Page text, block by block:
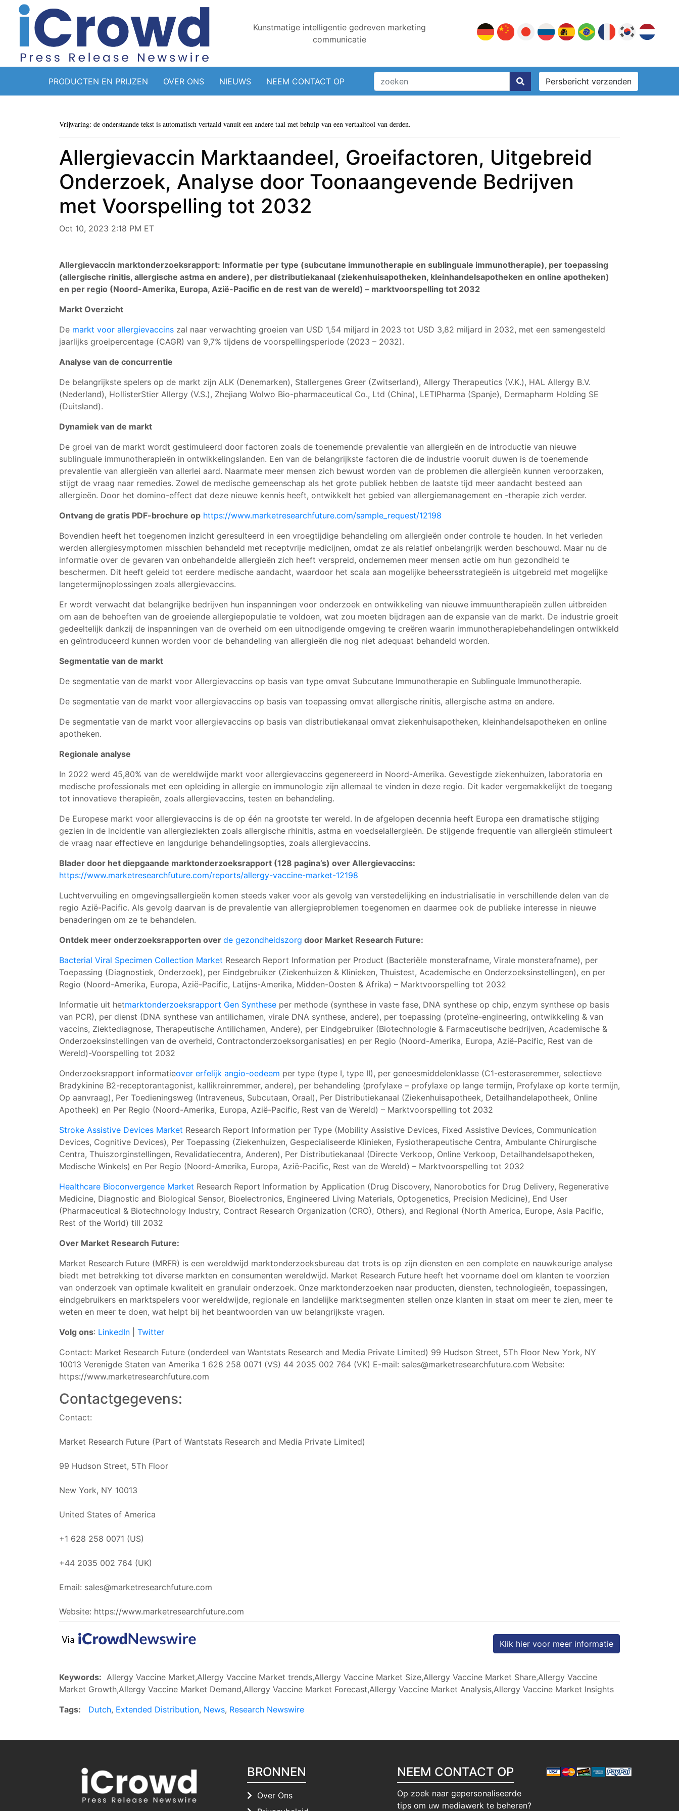
Kunstmatige intelligentie gedreven marketing
communicatie
PRODUCTEN EN PRIJZEN OVER ONS NIEUWS NEEM CONTACT OP Persbericht verzenden
Vrijwaring: de onderstaande tekst is automatisch vertaald vanuit een andere taal met behulp van een vertaaltool van derden.
Allergievaccin Marktaandeel, Groeifactoren, Uitgebreid
Onderzoek, Analyse door Toonaangevende Bedrijven
met Voorspelling tot 2032
Oct 10, 2023 2:18 PM ET
Allergievaccin marktonderzoeksrapport: Informatie per type (subcutane immunotherapie en sublinguale immunotherapie), per toepassing
(allergische rinitis, allergische astma en andere), per distributiekanaal (ziekenhuisapotheken, kleinhandelsapotheken en online apotheken)
en per regio (Noord-Amerika, Europa, Azië-Pacific en de rest van de wereld) – marktvoorspelling tot 2032
Markt Overzicht
De markt voor allergievaccins zal naar verwachting groeien van USD 1,54 miljard in 2023 tot USD 3,82 miljard in 2032, met een samengesteld
jaarlijks groeipercentage (CAGR) van 9,7% tijdens de voorspellingsperiode (2023 – 2032).
Analyse van de concurrentie
De belangrijkste spelers op de markt zijn ALK (Denemarken), Stallergenes Greer (Zwitserland), Allergy Therapeutics (V.K.), HAL Allergy B.V.
(Nederland), HollisterStier Allergy (V.S.), Zhejiang Wolwo Bio-pharmaceutical Co., Ltd (China), LETIPharma (Spanje), Dermapharm Holding SE
(Duitsland).
Dynamiek van de markt
De groei van de markt wordt gestimuleerd door factoren zoals de toenemende prevalentie van allergieën en de introductie van nieuwe
sublinguale immunotherapieën in ontwikkelingslanden. Een van de belangrijkste factoren die de industrie vooruit duwen is de toenemende
prevalentie van allergieën van allerlei aard. Naarmate meer mensen zich bewust worden van de problemen die allergieën kunnen veroorzaken,
stijgt de vraag naar remedies. Zowel de medische gemeenschap als het grote publiek hebben de laatste tijd meer aandacht besteed aan
allergieën. Door het domino-effect dat deze nieuwe kennis heeft, ontwikkelt het gebied van allergiemanagement en -therapie zich verder.
Ontvang de gratis PDF-brochure op https://www.marketresearchfuture.com/sample_request/12198
Bovendien heeft het toegenomen inzicht geresulteerd in een vroegtijdige behandeling om allergieën onder controle te houden. In het verleden
werden allergiesymptomen misschien behandeld met receptvrije medicijnen, omdat ze als relatief onbelangrijk werden beschouwd. Maar nu de
informatie over de gevaren van onbehandelde allergieën zich heeft verspreid, ondernemen meer mensen actie om hun gezondheid te
beschermen. Dit heeft geleid tot eerdere medische aandacht, waardoor het scala aan mogelijke beheersstrategieën is uitgebreid met mogelijke
langetermijnoplossingen zoals allergievaccins.
Er wordt verwacht dat belangrijke bedrijven hun inspanningen voor onderzoek en ontwikkeling van nieuwe immuuntherapieën zullen uitbreiden
om aan de behoeften van de groeiende allergiepopulatie te voldoen, wat zou moeten bijdragen aan de expansie van de markt. De industrie groeit
gedeeltelijk dankzij de inspanningen van de overheid om een uitnodigende omgeving te creëren waarin immunotherapiebehandelingen ontwikkeld
en geïntroduceerd kunnen worden voor de behandeling van allergieën die nog niet adequaat behandeld worden.
Segmentatie van de markt
De segmentatie van de markt voor Allergievaccins op basis van type omvat Subcutane Immunotherapie en Sublinguale Immunotherapie.
De segmentatie van de markt voor allergievaccins op basis van toepassing omvat allergische rinitis, allergische astma en andere.
De segmentatie van de markt voor allergievaccins op basis van distributiekanaal omvat ziekenhuisapotheken, kleinhandelsapotheken en online
apotheken.
Regionale analyse
In 2022 werd 45,80% van de wereldwijde markt voor allergievaccins gegenereerd in Noord-Amerika. Gevestigde ziekenhuizen, laboratoria en
medische professionals met een opleiding in allergie en immunologie zijn allemaal te vinden in deze regio. Dit kader vergemakkelijkt de toegang
tot innovatieve therapieën, zoals allergievaccins, testen en behandeling.
De Europese markt voor allergievaccins is de op één na grootste ter wereld. In de afgelopen decennia heeft Europa een dramatische stijging
gezien in de incidentie van allergieziekten zoals allergische rhinitis, astma en voedselallergieën. De stijgende frequentie van allergieën stimuleert
de vraag naar effectieve en langdurige behandelingsopties, zoals allergievaccins.
Blader door het diepgaande marktonderzoeksrapport (128 pagina’s) over Allergievaccins:
https://www.marketresearchfuture.com/reports/allergy-vaccine-market-12198
Luchtvervuiling en omgevingsallergieën komen steeds vaker voor als gevolg van verstedelijking en industrialisatie in verschillende delen van de
regio Azië-Pacific. Als gevolg daarvan is de prevalentie van allergieproblemen toegenomen en daarmee ook de publieke interesse in nieuwe
benaderingen om ze te behandelen.
Ontdek meer onderzoeksrapporten over de gezondheidszorg door Market Research Future:
Bacterial Viral Specimen Collection Market Research Report Information per Product (Bacteriële monsterafname, Virale monsterafname), per
Toepassing (Diagnostiek, Onderzoek), per Eindgebruiker (Ziekenhuizen & Klinieken, Thuistest, Academische en Onderzoeksinstellingen), en per
Regio (Noord-Amerika, Europa, Azië-Pacific, Latijns-Amerika, Midden-Oosten & Afrika) – Marktvoorspelling tot 2032
Informatie uit hetmarktonderzoeksrapport Gen Synthese per methode (synthese in vaste fase, DNA synthese op chip, enzym synthese op basis
van PCR), per dienst (DNA synthese van antilichamen, virale DNA synthese, andere), per toepassing (proteïne-engineering, ontwikkeling & van
vaccins, Ziektediagnose, Therapeutische Antilichamen, Andere), per Eindgebruiker (Biotechnologie & Farmaceutische bedrijven, Academische &
Onderzoeksinstellingen van de overheid, Contractonderzoeksorganisaties) en per Regio (Noord-Amerika, Europa, Azië-Pacific, Rest van de
Wereld)-Voorspelling tot 2032
Onderzoeksrapport informatieover erfelijk angio-oedeem per type (type I, type II), per geneesmiddelenklasse (C1-esteraseremmer, selectieve
Bradykinine B2-receptorantagonist, kallikreinremmer, andere), per behandeling (profylaxe – profylaxe op lange termijn, Profylaxe op korte termijn,
Op aanvraag), Per Toedieningsweg (Intraveneus, Subcutaan, Oraal), Per Distributiekanaal (Ziekenhuisapotheek, Detailhandelapotheek, Online
Apotheek) en Per Regio (Noord-Amerika, Europa, Azië-Pacific, Rest van de Wereld) – Marktvoorspelling tot 2032
Stroke Assistive Devices Market Research Report Information per Type (Mobility Assistive Devices, Fixed Assistive Devices, Communication
Devices, Cognitive Devices), Per Toepassing (Ziekenhuizen, Gespecialiseerde Klinieken, Fysiotherapeutische Centra, Ambulante Chirurgische
Centra, Thuiszorginstellingen, Revalidatiecentra, Anderen), Per Distributiekanaal (Directe Verkoop, Online Verkoop, Detailhandelsapotheken,
Medische Winkels) en Per Regio (Noord-Amerika, Europa, Azië-Pacific, Rest van de Wereld) – Marktvoorspelling tot 2032
Healthcare Bioconvergence Market Research Report Information by Application (Drug Discovery, Nanorobotics for Drug Delivery, Regenerative
Medicine, Diagnostic and Biological Sensor, Bioelectronics, Engineered Living Materials, Optogenetics, Precision Medicine), End User
(Pharmaceutical & Biotechnology Industry, Contract Research Organization (CRO), Others), and Regional (North America, Europe, Asia Pacific,
Rest of the World) till 2032
Over Market Research Future:
Market Research Future (MRFR) is een wereldwijd marktonderzoeksbureau dat trots is op zijn diensten en een complete en nauwkeurige analyse
biedt met betrekking tot diverse markten en consumenten wereldwijd. Market Research Future heeft het voorname doel om klanten te voorzien
van onderzoek van optimale kwaliteit en granulair onderzoek. Onze marktonderzoeken naar producten, diensten, technologieën, toepassingen,
eindgebruikers en marktspelers voor wereldwijde, regionale en landelijke marktsegmenten stellen onze klanten in staat om meer te zien, meer te
weten en meer te doen, wat helpt bij het beantwoorden van uw belangrijkste vragen.
Volg ons: LinkedIn
Twitter
Contact: Market Research Future (onderdeel van Wantstats Research and Media Private Limited) 99 Hudson Street, 5Th Floor New York, NY
10013 Verenigde Staten van Amerika 1 628 258 0071 (VS) 44 2035 002 764 (VK) E-mail: sales@marketresearchfuture.com Website:
https://www.marketresearchfuture.com
Contactgegevens:
Contact:
Market Research Future (Part of Wantstats Research and Media Private Limited)
99 Hudson Street, 5Th Floor
New York, NY 10013
United States of America
+1 628 258 0071 (US)
+44 2035 002 764 (UK)
Email: sales@marketresearchfuture.com
Website: https://www.marketresearchfuture.com
Klik hier voor meer informatie
Keywords: Allergy Vaccine Market,Allergy Vaccine Market trends,Allergy Vaccine Market Size,Allergy Vaccine Market Share,Allergy Vaccine
Market Growth,Allergy Vaccine Market Demand,Allergy Vaccine Market Forecast,Allergy Vaccine Market Analysis,Allergy Vaccine Market Insights
Tags:
Dutch, Extended Distribution, News, Research Newswire
BRONNEN
Over Ons
NEEM CONTACT OP
Op zoek naar gepersonaliseerde
tips om uw mediawerk te beheren?